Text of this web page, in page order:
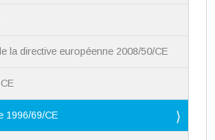
la directive européenne 2008/50/CE
1996/69/CE